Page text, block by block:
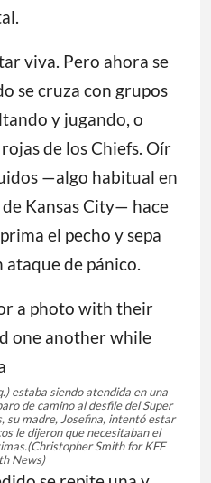
viva. Pero ahora se
se cruza con grupos
y jugando, o
de los Chiefs. Oír
—algo habitual en
Kansas City— hace
el pecho y sepa
de pánico.
estaba siendo atendida en una
de camino al desfile del Super
su madre, Josefina, intentó estar
le dijeron que necesitaban el
(Christopher Smith for KFF
News)